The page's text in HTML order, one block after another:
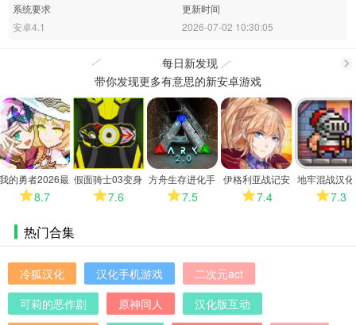
系统要求
安卓4.1
更新时间
2026-07-02 10:30:05
每日新发现
多
带你发现更多有意思的新安卓游戏
我的勇者2026最
新版
8.7
假面骑士03变身
模拟器
7.6
方舟生存进化手
机版7.5
伊格利亚战记安
卓版7.4
地牢混战汉
7.3
热门合集
冷狐汉化 汉化手机游戏
二次元act
可莉的恶作剧
原神同人
汉化版互动